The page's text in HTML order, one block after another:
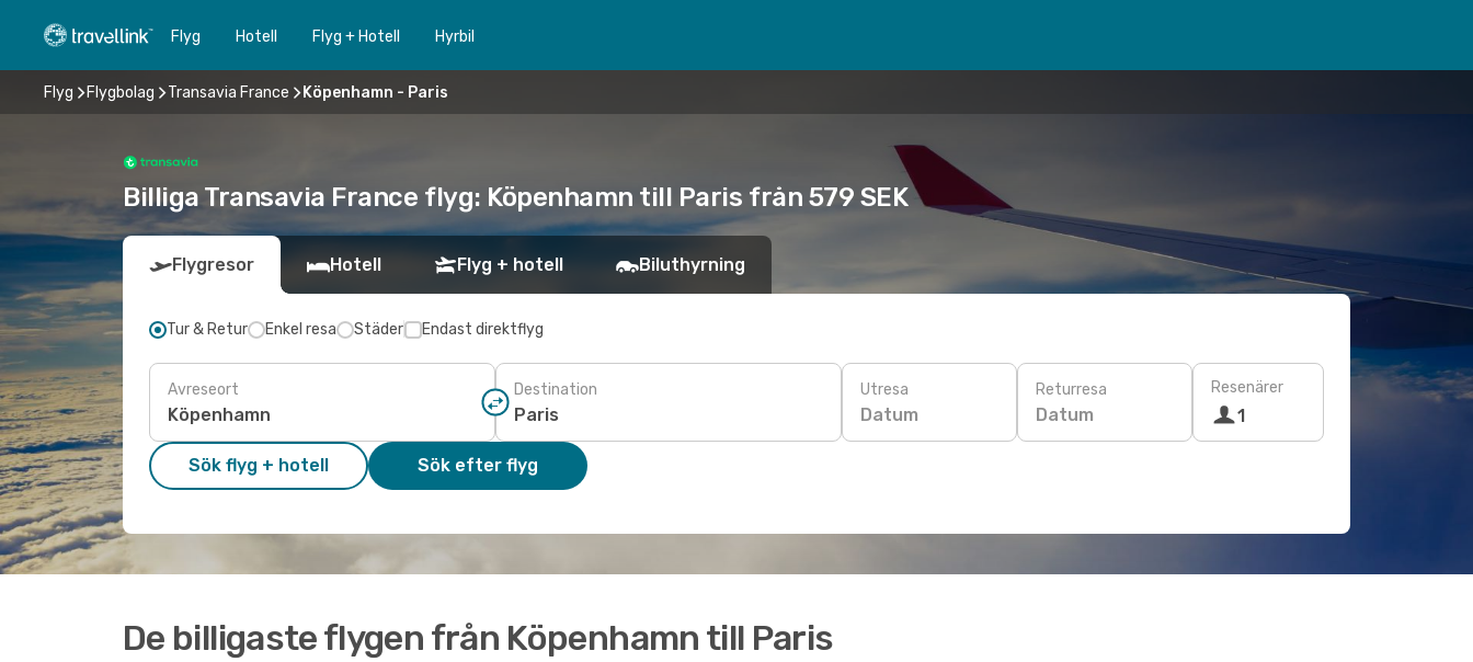
Flyg Hotell Flyg + Hotell Hyrbil
Flyg Flygbolag Transavia France Köpenhamn - Paris
Billiga Transavia France flyg: Köpenhamn till Paris från 579 SEK
Flygresor Hotell Flyg + hotell Biluthyrning
Tur & Retur Enkel resa Städer Endast direktflyg
Avreseort Destination Utresa
Datum
Returresa
Datum
Resenärer
1
Sök flyg + hotell Sök efter flyg
De billigaste flygen från Köpenhamn till Paris